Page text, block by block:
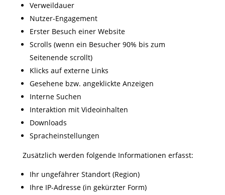
Verweildauer
Nutzer-Engagement
Erster Besuch einer Website
Scrolls (wenn ein Besucher 90% bis zum
Seitenende scrollt)
Klicks auf externe Links
Gesehene bzw. angeklickte Anzeigen
Interne Suchen
Interaktion mit Videoinhalten
Downloads
Spracheinstellungen
Zusätzlich werden folgende Informationen erfasst:
Ihr ungefährer Standort (Region)
Ihre IP-Adresse (in gekürzter Form)